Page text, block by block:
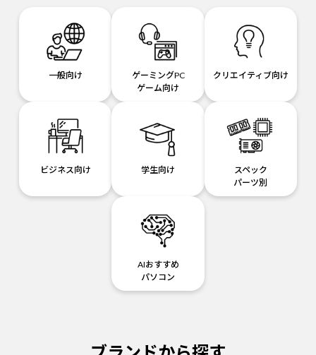
一般向け
ゲーミングPC
ゲーム向け
クリエイティブ向け
ビジネス向け 学生向け
スペック
パーツ別
AIおすすめ
パソコン